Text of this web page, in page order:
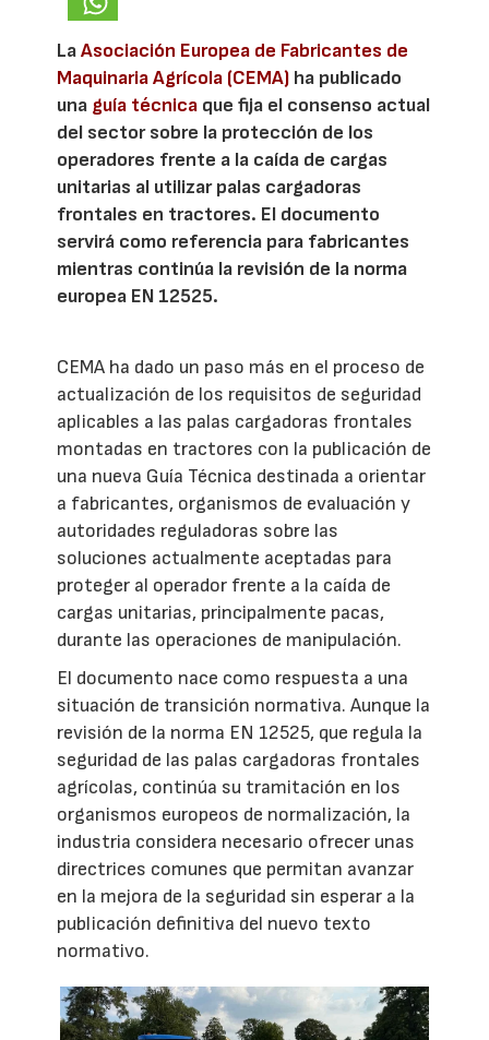
LaAsociación Europea de Fabricantes de
Maquinaria Agrícola (CEMA) ha publicado
una guía técnica que fija el consenso actual
del sector sobre la protección de los
operadores frente a la caída de cargas
unitarias al utilizar palas cargadoras
frontales en tractores. El documento
servirá como referencia para fabricantes
mientras continúa la revisión de la norma
europea EN 12525.
CEMA ha dado un paso más en el proceso de
actualización de los requisitos de seguridad
aplicables a las palas cargadoras frontales
montadas en tractores con la publicación de
una nueva Guía Técnica destinada a orientar
a fabricantes, organismos de evaluación y
autoridades reguladoras sobre las
soluciones actualmente aceptadas para
proteger al operador frente a la caída de
cargas unitarias, principalmente pacas,
durante las operaciones de manipulación.
El documento nace como respuesta a una
situación de transición normativa. Aunque la
revisión de la norma EN 12525, que regula la
seguridad de las palas cargadoras frontales
agrícolas, continúa su tramitación en los
organismos europeos de normalización, la
industria considera necesario ofrecer unas
directrices comunes que permitan avanzar
en la mejora de la seguridad sin esperar a la
publicación definitiva del nuevo texto
normativo.